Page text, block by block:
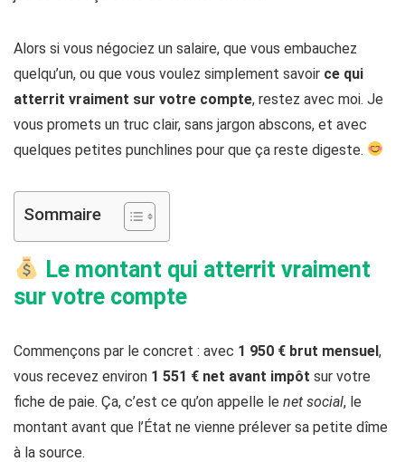
Alors si vous négociez un salaire, que vous embauchez
quelqu’un, ou que vous voulez simplement savoir ce qui
atterrit vraiment sur votre compte, restez avec moi. Je
vous promets un truc clair, sans jargon abscons, et avec
quelques petites punchlines pour que ça reste digeste.
Sommaire
Le montant qui atterrit vraiment
sur votre compte
Commençons par le concret : avec 1 950 € brut mensuel,
vous recevez environ 1 551 € net avant impôt sur votre
fiche de paie. Ça, c’est ce qu’on appelle le net social, le
montant avant que l’État ne vienne prélever sa petite dîme
à la source.